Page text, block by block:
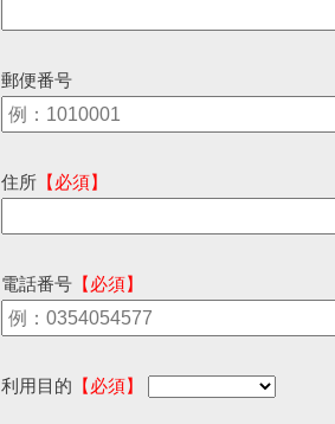
郵便番号
住所 【必須】
電話番号 【必須】
利用目的 【必須】